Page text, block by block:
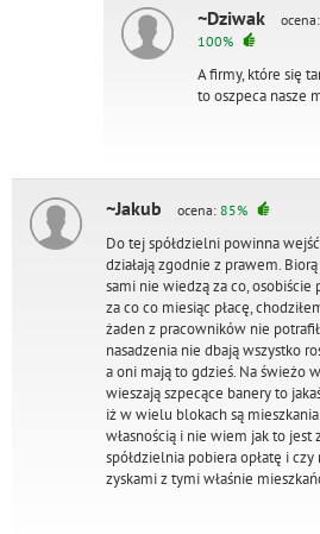
~Dziwak
ocena:
100%
A firmy, które się
to oszpeca nasze
~Jakub ocena: 85%
Do tej spółdzielni powinna
działają zgodnie z prawem.
sami nie wiedzą za co,
za co co miesiąc płacę,
żaden z pracowników nie
nasadzenia nie dbają wszystko
a oni mają to gdzieś. Na świeżo
wieszają szpecące banery to
iż w wielu blokach są
własnością i nie wiem jak to jest
spółdzielnia pobiera opłatę i
zyskami z tymi właśnie